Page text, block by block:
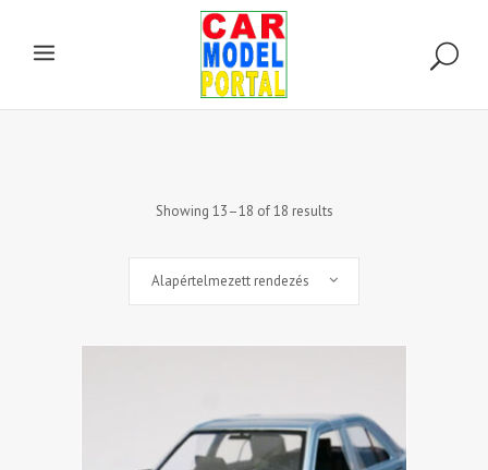
Showing 13–18 of 18 results
Alapértelmezett rendezés